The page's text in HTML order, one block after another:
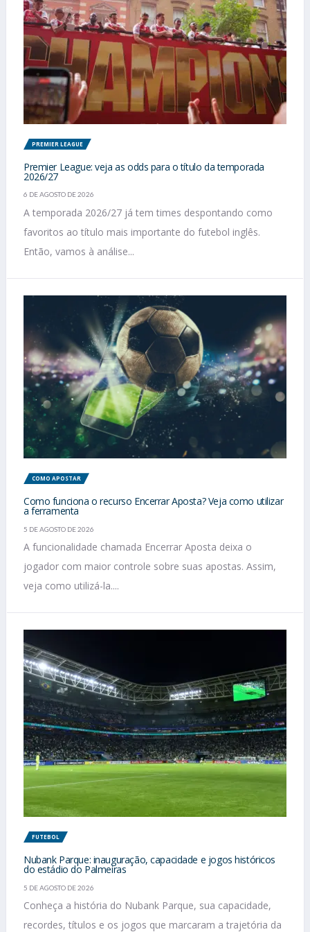
PREMIER LEAGUE
Premier League: veja as odds para o título da temporada
2026/27
6 DE AGOSTO DE 2026
A temporada 2026/27 já tem times despontando como
favoritos ao título mais importante do futebol inglês.
Então, vamos à análise...
COMO APOSTAR
Como funciona o recurso Encerrar Aposta? Veja como utilizar
a ferramenta
5 DE AGOSTO DE 2026
A funcionalidade chamada Encerrar Aposta deixa o
jogador com maior controle sobre suas apostas. Assim,
veja como utilizá-la....
FUTEBOL
Nubank Parque: inauguração, capacidade e jogos históricos
do estádio do Palmeiras
5 DE AGOSTO DE 2026
Conheça a história do Nubank Parque, sua capacidade,
recordes, títulos e os jogos que marcaram a trajetória da